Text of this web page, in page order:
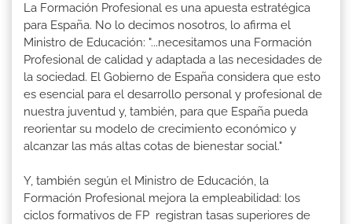
La Formación Profesional es una apuesta estratégica
para España. No lo decimos nosotros, lo afirma el
Ministro de Educación: "...necesitamos una Formación
Profesional de calidad y adaptada a las necesidades de
la sociedad. El Gobierno de España considera que esto
es esencial para el desarrollo personal y profesional de
nuestra juventud y, también, para que España pueda
reorientar su modelo de crecimiento económico y
alcanzar las más altas cotas de bienestar social."
Y, también según el Ministro de Educación, la
Formación Profesional mejora la empleabilidad: los
ciclos formativos de FP registran tasas superiores de